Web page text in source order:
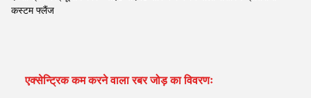
कस्टम फ्लैंज
एक्सेन्ट्रिक कम करने वाला रबर जोड़ का विवरणः